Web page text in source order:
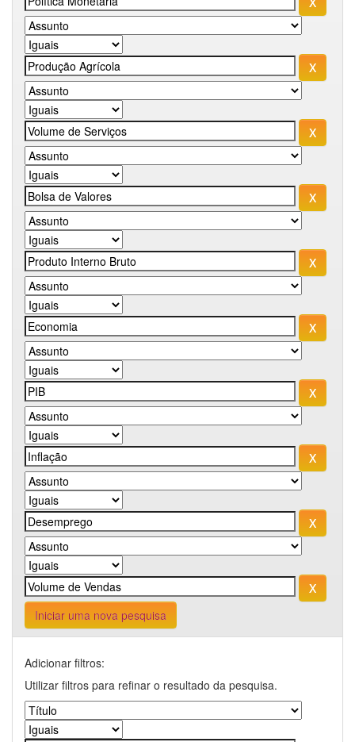
Iniciar uma nova pesquisa
Adicionar filtros:
Utilizar filtros para refinar o resultado da pesquisa.